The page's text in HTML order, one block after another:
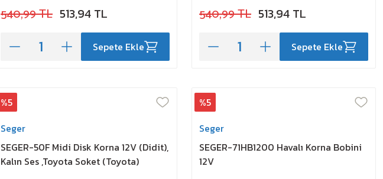
540,99 TL 513,94 TL
Sepete Ekle
540,99 TL 513,94 TL
Sepete Ekle
%5
Seger
SEGER-50F Midi Disk Korna 12V (Didit),
Kalın Ses ,Toyota Soket (Toyota)
%5
Seger
SEGER-71HB1200 Havalı Korna Bobini
12V